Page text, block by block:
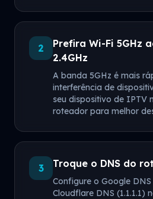
2
Prefira Wi-Fi 5GHz
2.4GHz
A banda 5GHz é mais
interferência de
seu dispositivo de IPTV
roteador para melhor
3 Troque o DNS do
Configure o Google DNS
Cloudflare DNS (1.1.1.1)